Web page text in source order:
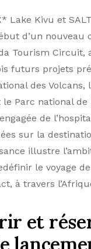
Lake Kivu et
d’un nouveau
Tourism Circuit,
futurs projets
des Volcans,
Parc national de
de
sur la
illustre
le voyage
à travers
et